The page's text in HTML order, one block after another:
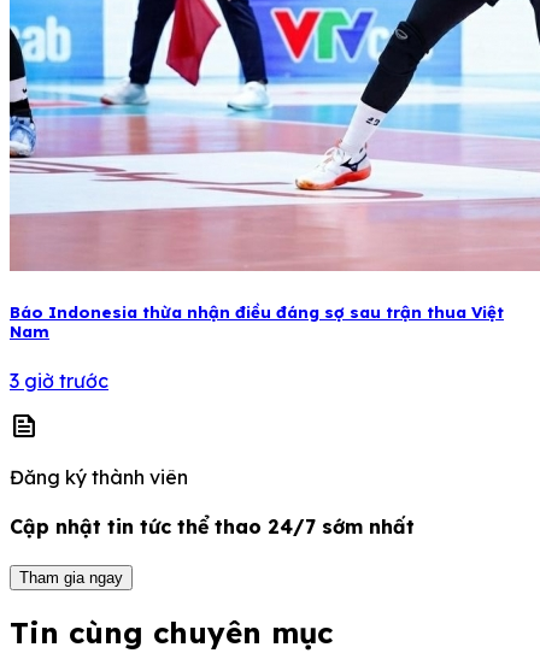
Báo Indonesia thừa nhận điều đáng sợ sau trận thua Việt
Nam
3 giờ trước
news
Đăng ký thành viên
Cập nhật tin tức thể thao 24/7 sớm nhất
Tham gia ngay
Tin cùng chuyên mục